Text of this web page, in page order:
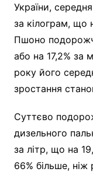
України,
за кілограм, що
Пшоно
або на 17,2% за
року його
зростання
Суттєво
дизельного
за літр, що на
66% більше, ніж